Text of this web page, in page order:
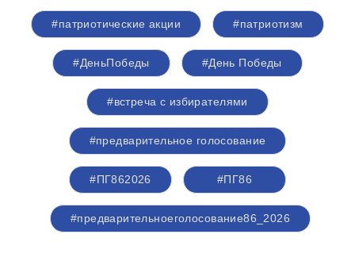
#патриотические акции #патриотизм
#ДеньПобеды #День Победы
#встреча с избирателями
#предварительное голосование
#ПГ862026 #ПГ86
#предварительноеголосование86_2026